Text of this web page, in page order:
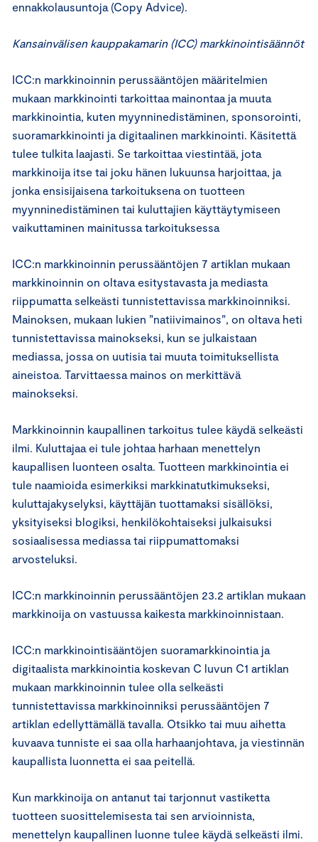
ennakkolausuntoja (Copy Advice).
Kansainvälisen kauppakamarin (ICC) markkinointisäännöt
ICC:n markkinoinnin perussääntöjen määritelmien
mukaan markkinointi tarkoittaa mainontaa ja muuta
markkinointia, kuten myynninedistäminen, sponsorointi,
suoramarkkinointi ja digitaalinen markkinointi. Käsitettä
tulee tulkita laajasti. Se tarkoittaa viestintää, jota
markkinoija itse tai joku hänen lukuunsa harjoittaa, ja
jonka ensisijaisena tarkoituksena on tuotteen
myynninedistäminen tai kuluttajien käyttäytymiseen
vaikuttaminen mainitussa tarkoituksessa
ICC:n markkinoinnin perussääntöjen 7 artiklan mukaan
markkinoinnin on oltava esitystavasta ja mediasta
riippumatta selkeästi tunnistettavissa markkinoinniksi.
Mainoksen, mukaan lukien ”natiivimainos”, on oltava heti
tunnistettavissa mainokseksi, kun se julkaistaan
mediassa, jossa on uutisia tai muuta toimituksellista
aineistoa. Tarvittaessa mainos on merkittävä
mainokseksi.
Markkinoinnin kaupallinen tarkoitus tulee käydä selkeästi
ilmi. Kuluttajaa ei tule johtaa harhaan menettelyn
kaupallisen luonteen osalta. Tuotteen markkinointia ei
tule naamioida esimerkiksi markkinatutkimukseksi,
kuluttajakyselyksi, käyttäjän tuottamaksi sisällöksi,
yksityiseksi blogiksi, henkilökohtaiseksi julkaisuksi
sosiaalisessa mediassa tai riippumattomaksi
arvosteluksi.
ICC:n markkinoinnin perussääntöjen 23.2 artiklan mukaan
markkinoija on vastuussa kaikesta markkinoinnistaan.
ICC:n markkinointisääntöjen suoramarkkinointia ja
digitaalista markkinointia koskevan C luvun C1 artiklan
mukaan markkinoinnin tulee olla selkeästi
tunnistettavissa markkinoinniksi perussääntöjen 7
artiklan edellyttämällä tavalla. Otsikko tai muu aihetta
kuvaava tunniste ei saa olla harhaanjohtava, ja viestinnän
kaupallista luonnetta ei saa peitellä.
Kun markkinoija on antanut tai tarjonnut vastiketta
tuotteen suosittelemisesta tai sen arvioinnista,
menettelyn kaupallinen luonne tulee käydä selkeästi ilmi.